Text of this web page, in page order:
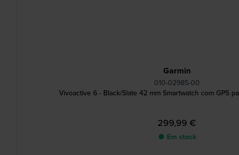
Garmin
010-02985-00
Vivoactive 6 - Black/Slate 42 mm Smartwatch com GPS
299,99 €
● Em stock